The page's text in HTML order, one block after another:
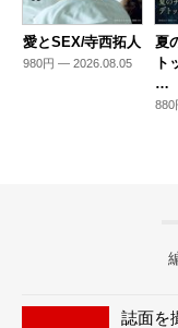
愛とSEX/寺西拓人
980円 — 2026.08.05
夏
ト
…
誌面を